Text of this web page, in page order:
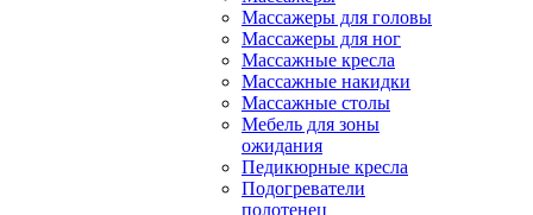
Массажеры для головы
Массажеры для ног
Массажные кресла
Массажные накидки
Массажные столы
Мебель для зоны
ожидания
Педикюрные кресла
Подогреватели
полотенец